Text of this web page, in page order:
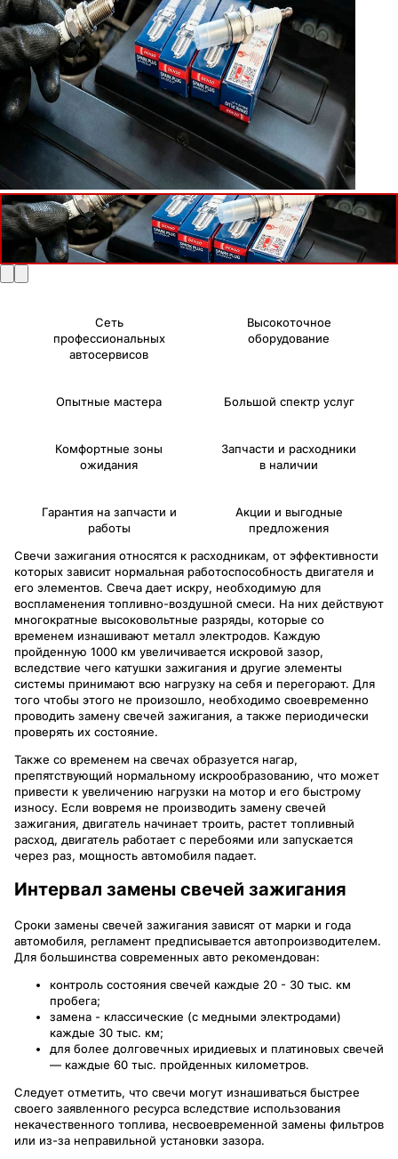
Сеть
профессиональных
автосервисов
Высокоточное
оборудование
Опытные мастера Большой спектр услуг
Комфортные зоны
ожидания
Запчасти и расходники
в наличии
Гарантия на запчасти и
работы
Акции и выгодные
предложения
Свечи зажигания относятся к расходникам, от эффективности
которых зависит нормальная работоспособность двигателя и
его элементов. Свеча дает искру, необходимую для
воспламенения топливно-воздушной смеси. На них действуют
многократные высоковольтные разряды, которые со
временем изнашивают металл электродов. Каждую
пройденную 1000 км увеличивается искровой зазор,
вследствие чего катушки зажигания и другие элементы
системы принимают всю нагрузку на себя и перегорают. Для
того чтобы этого не произошло, необходимо своевременно
проводить замену свечей зажигания, а также периодически
проверять их состояние.
Также со временем на свечах образуется нагар,
препятствующий нормальному искрообразованию, что может
привести к увеличению нагрузки на мотор и его быстрому
износу. Если вовремя не производить замену свечей
зажигания, двигатель начинает троить, растет топливный
расход, двигатель работает с перебоями или запускается
через раз, мощность автомобиля падает.
Интервал замены свечей зажигания
Сроки замены свечей зажигания зависят от марки и года
автомобиля, регламент предписывается автопроизводителем.
Для большинства современных авто рекомендован:
контроль состояния свечей каждые 20 - 30 тыс. км
пробега;
замена - классические (с медными электродами)
каждые 30 тыс. км;
для более долговечных иридиевых и платиновых свечей
— каждые 60 тыс. пройденных километров.
Следует отметить, что свечи могут изнашиваться быстрее
своего заявленного ресурса вследствие использования
некачественного топлива, несвоевременной замены фильтров
или из-за неправильной установки зазора.